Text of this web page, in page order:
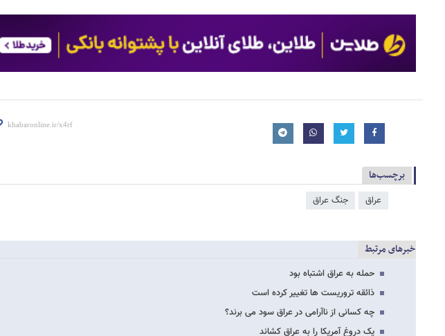
برچسب‌ها
عراق جنگ عراق
خبرهای مرتبط
حمله به عراق اشتباه بود
ذائقه تروریست ها تغییر کرده است
چه کسانی از ناآرامی در عراق سود می برند؟
یک دروغ آمریکا را به عراق کشاند